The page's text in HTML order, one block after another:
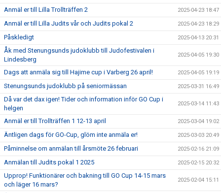
Anmäl er till Lilla Trollträffen 2 2025-04-23 18:47
Anmäl er till Lilla Judits vår och Judits pokal 2 2025-04-23 18:29
Påskledigt 2025-04-13 20:31
Åk med Stenungsunds judoklubb till Judofestivalen i
Lindesberg
2025-04-05 19:30
Dags att anmäla sig till Hajime cup i Varberg 26 april! 2025-04-05 19:19
Stenungsunds judoklubb på seniormässan 2025-03-31 16:49
Då var det dax igen! Tider och information inför GO Cup i
helgen
2025-03-14 11:43
Anmäl er till Trollträffen 1 12-13 april 2025-03-04 19:02
Äntligen dags för GO-Cup, glöm inte anmäla er! 2025-03-03 20:49
Påminnelse om anmälan till årsmöte 26 februari 2025-02-16 21:09
Anmälan till Judits pokal 1 2025 2025-02-15 20:32
Upprop! Funktionärer och bakning till GO Cup 14-15 mars
och läger 16 mars?
2025-02-04 15:11